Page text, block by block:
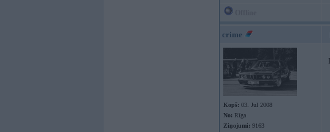
crime
Kopš: 03. Jul 2008
No: Rīga
Ziņojumi: 9163